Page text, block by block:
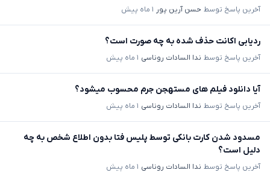
آخرین پاسخ توسط حسن آرین پور ۱ ماه پیش
ردیابی اکانت حذف شده به چه صورت است؟
آخرین پاسخ توسط ندا السادات روناسی ۱ ماه پیش
آیا دانلود فیلم های مستهجن جرم محسوب میشود؟
آخرین پاسخ توسط ندا السادات روناسی ۱ ماه پیش
مسدود شدن کارت بانکی توسط پلیس فتا بدون اطلاع شخص به چه
دلیل است؟
آخرین پاسخ توسط ندا السادات روناسی ۱ ماه پیش